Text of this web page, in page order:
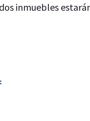
inmuebles